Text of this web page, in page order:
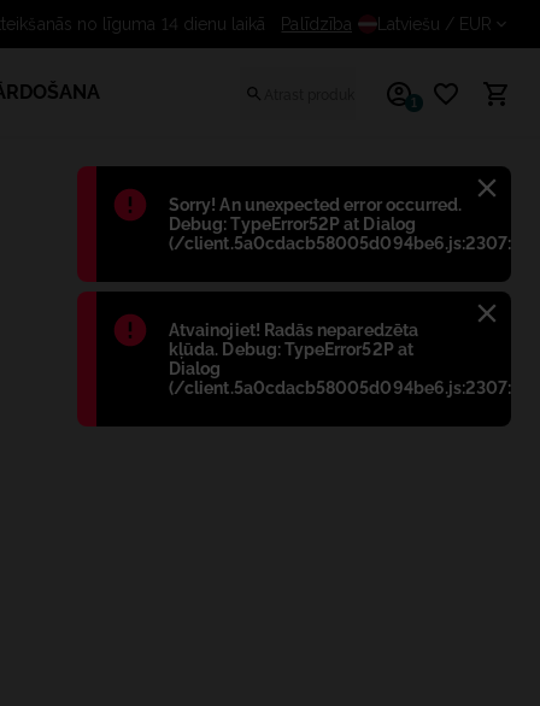
Błąd:
Sorry! An unexpected error occurred.
Debug: TypeError52P at Dialog
(/
Błąd:
Atvainojiet! Radās neparedzēta
kļūda. Debug: TypeError52P at
Dialog
(/
Bezmaksas atteikšanās no
Palīdzība Latviešu / EUR
1